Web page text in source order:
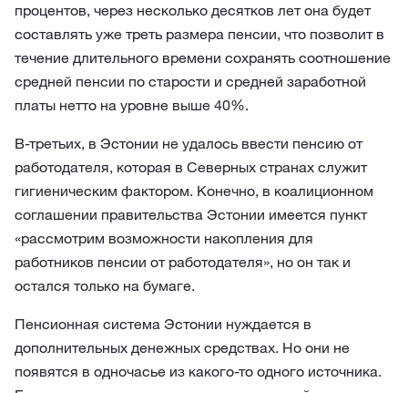
процентов, через несколько десятков лет она будет
составлять уже треть размера пенсии, что позволит в
течение длительного времени сохранять соотношение
средней пенсии по старости и средней заработной
платы нетто на уровне выше 40%.
В-третьих, в Эстонии не удалось ввести пенсию от
работодателя, которая в Северных странах служит
гигиеническим фактором. Конечно, в коалиционном
соглашении правительства Эстонии имеется пункт
«рассмотрим возможности накопления для
работников пенсии от работодателя», но он так и
остался только на бумаге.
Пенсионная система Эстонии нуждается в
дополнительных денежных средствах. Но они не
появятся в одночасье из какого-то одного источника.